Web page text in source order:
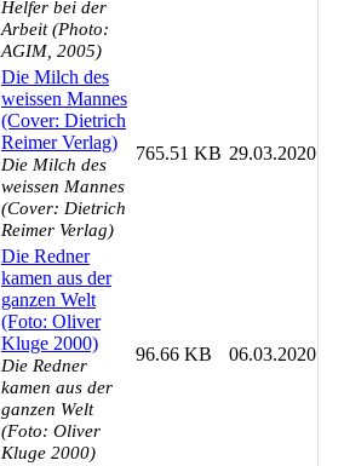
Helfer bei der
Arbeit (Photo:
AGIM, 2005)
Die Milch des
weissen Mannes
(Cover: Dietrich
Reimer Verlag)
Die Milch des
weissen Mannes
(Cover: Dietrich
Reimer Verlag)
765.51 KB 29.03.2020
Die Redner
kamen aus der
ganzen Welt
(Foto: Oliver
Kluge 2000)
Die Redner
kamen aus der
ganzen Welt
(Foto: Oliver
Kluge 2000)
96.66 KB 06.03.2020